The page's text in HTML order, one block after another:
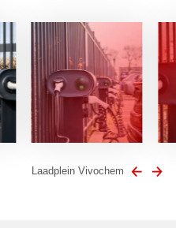
Laadplein Vivochem